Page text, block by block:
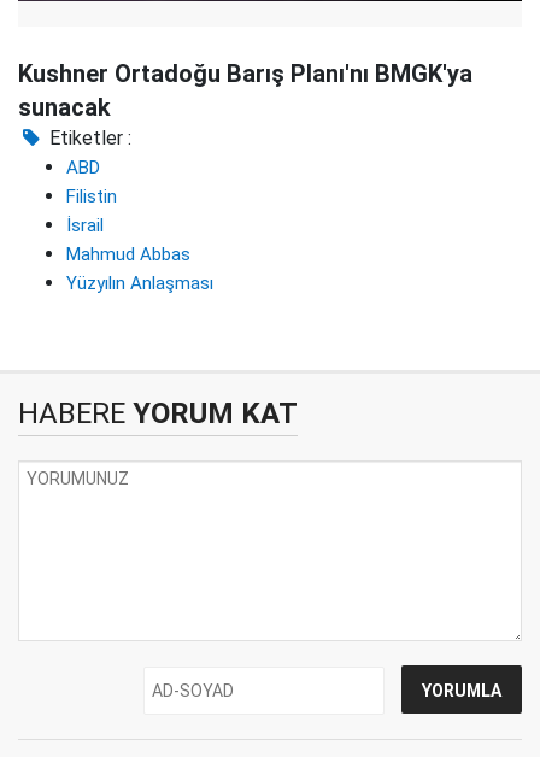
Kushner Ortadoğu Barış Planı'nı BMGK'ya
sunacak
Etiketler :
ABD
Filistin
İsrail
Mahmud Abbas
Yüzyılın Anlaşması
HABERE YORUM KAT